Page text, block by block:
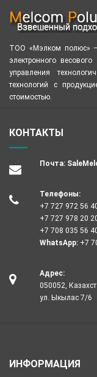
ТОО «Мэлком полюс» –
электронного
управления
технологий с
стоимостью.
КОНТАКТЫ
Почта:
Телефоны:
+7 727 972 56
+7 727 978 20
+7 708 035 56
WhatsApp: +7
Адрес:
050052,
ул. Ыкылас 7/6
ИНФОРМАЦИЯ